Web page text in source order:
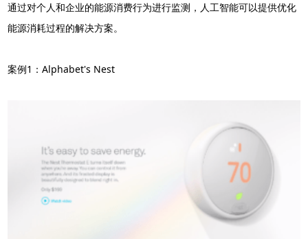
通过对个人和企业的能源消费行为进行监测，人工智能可以提供优化
能源消耗过程的解决方案。
案例1：Alphabet's Nest